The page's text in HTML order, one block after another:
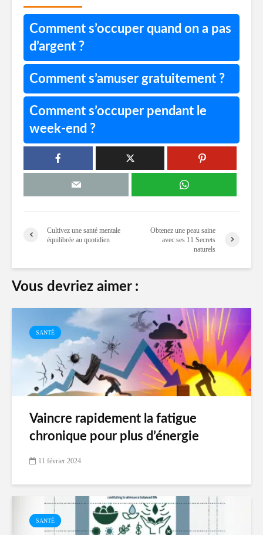
Comment s’occuper quand on a pas
d’argent ?
Comment s’amuser gratuitement ?
Comment s’occuper pendant le
week-end ?
Cultivez une santé mentale
équilibrée au quotidien
Obtenez une peau saine
avec ses 11 Secrets
naturels
Vous devriez aimer :
SANTÉ
Vaincre rapidement la fatigue
chronique pour plus d’énergie
11 février 2024
SANTÉ